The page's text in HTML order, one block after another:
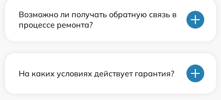
Возможно ли получать обратную связь в
процессе ремонта?
На каких условиях действует гарантия?